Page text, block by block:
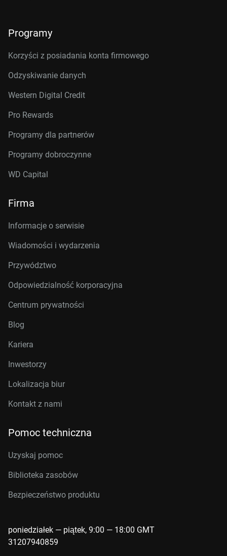
Programy
Korzyści z posiadania konta firmowego
Odzyskiwanie danych
Western Digital Credit
Pro Rewards
Programy dla partnerów
Programy dobroczynne
WD Capital
Firma
Informacje o serwisie
Wiadomości i wydarzenia
Przywództwo
Odpowiedzialność korporacyjna
Centrum prywatności
Blog
Kariera
Inwestorzy
Lokalizacja biur
Kontakt z nami
Pomoc techniczna
Uzyskaj pomoc
Biblioteka zasobów
Bezpieczeństwo produktu
poniedziałek — piątek, 9:00 — 18:00 GMT
31207940859